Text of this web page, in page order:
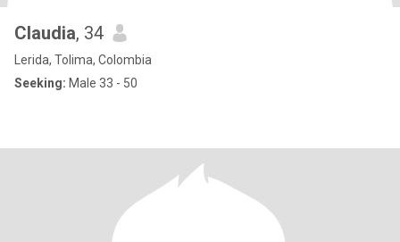
Claudia, 34
Lerida, Tolima, Colombia
Seeking: Male 33 - 50